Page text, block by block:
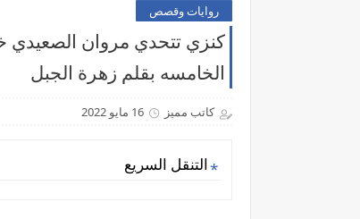
روايات وقصص
كنزي تتحدي مروان الصعيدي
الخامسه بقلم زهرة الجبل
كاتب مميز 16 مايو 2022
التنقل السريع